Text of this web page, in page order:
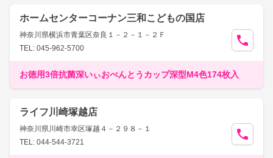
ホームセンターコーナン三和こどもの国店
神奈川県横浜市青葉区奈良１－２－１－２Ｆ
TEL: 045-962-5700
お徳用3倍抗菌深いぃおべんとうカップ深型M4色174枚入
ライフ川崎塚越店
神奈川県川崎市幸区塚越４－２９８－１
TEL: 044-544-3721